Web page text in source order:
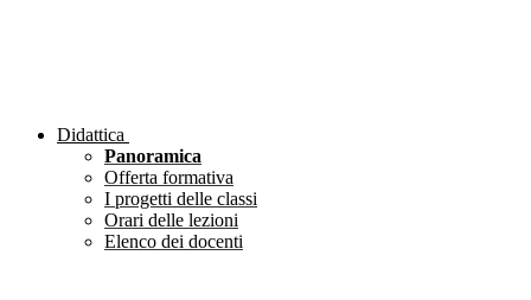
Didattica
Panoramica
Offerta formativa
I progetti delle classi
Orari delle lezioni
Elenco dei docenti